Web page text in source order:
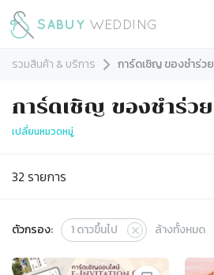
รวมสินค้า & บริการ การ์ดเชิญ ของชำร่วย
การ์ดเชิญ ของชำร่วย
เปลี่ยนหมวดหมู่
32 รายการ
ตัวกรอง: 1ดาวขึ้นไป ล้างทั้งหมด